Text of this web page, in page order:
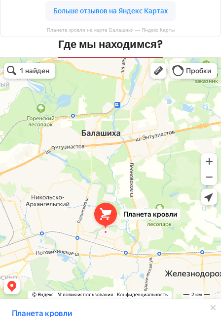
Планета кровли на карте Балашихи — Яндекс Карты
Где мы находимся?
Планета кровли
Кровля и кровельные материалы в Балашихе
Окна в Балашихе